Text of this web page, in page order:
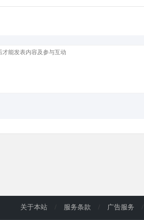
关于本站 / 服务条款 / 广告服务 /